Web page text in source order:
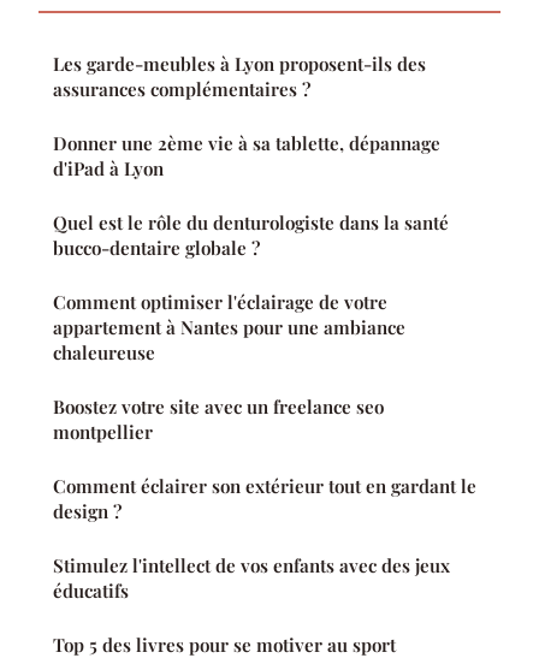
Les garde-meubles à Lyon proposent-ils des
assurances complémentaires ?
Donner une 2ème vie à sa tablette, dépannage
d'iPad à Lyon
Quel est le rôle du denturologiste dans la santé
bucco-dentaire globale ?
Comment optimiser l'éclairage de votre
appartement à Nantes pour une ambiance
chaleureuse
Boostez votre site avec un freelance seo
montpellier
Comment éclairer son extérieur tout en gardant le
design ?
Stimulez l'intellect de vos enfants avec des jeux
éducatifs
Top 5 des livres pour se motiver au sport